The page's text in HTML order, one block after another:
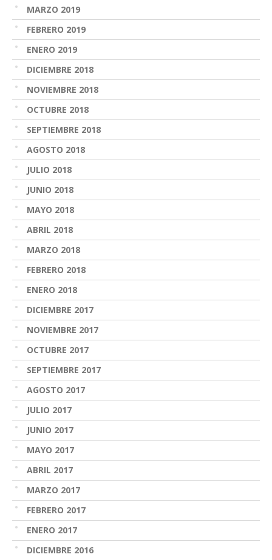
MARZO 2019
FEBRERO 2019
ENERO 2019
DICIEMBRE 2018
NOVIEMBRE 2018
OCTUBRE 2018
SEPTIEMBRE 2018
AGOSTO 2018
JULIO 2018
JUNIO 2018
MAYO 2018
ABRIL 2018
MARZO 2018
FEBRERO 2018
ENERO 2018
DICIEMBRE 2017
NOVIEMBRE 2017
OCTUBRE 2017
SEPTIEMBRE 2017
AGOSTO 2017
JULIO 2017
JUNIO 2017
MAYO 2017
ABRIL 2017
MARZO 2017
FEBRERO 2017
ENERO 2017
DICIEMBRE 2016